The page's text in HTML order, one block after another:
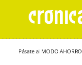
Pásate al MODO AHORRO